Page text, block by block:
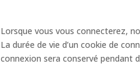
Lorsque vous vous connecterez,
La durée de vie d’un cookie de
connexion sera conservé pendant